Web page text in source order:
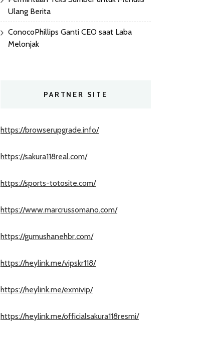
Ulang Berita
ConocoPhillips Ganti CEO saat Laba
Melonjak
PARTNER SITE
https://browserupgrade.info/
https://sakura118real.com/
https://sports-totosite.com/
https://www.marcrussomano.com/
https://gumushanehbr.com/
https://heylink.me/vipskr118/
https://heylink.me/exmivip/
https://heylink.me/officialsakura118resmi/